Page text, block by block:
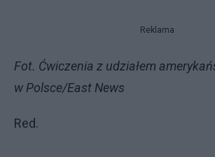
Reklama
Fot. Ćwiczenia z udziałem
w Polsce/East News
Red.